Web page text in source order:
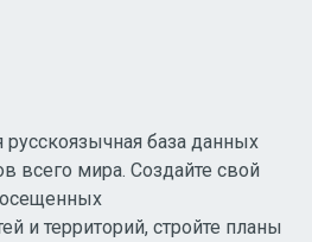
база данных
всего мира. Создайте свой
и территорий, стройте планы